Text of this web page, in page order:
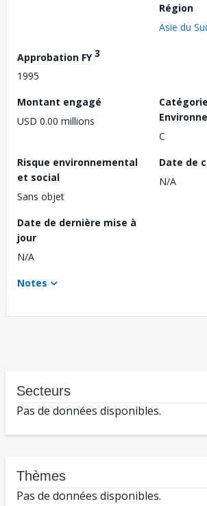
Région
Asie du
Approbation FY3
1995
Montant engagé
USD 0.00 millions
Catégorie
C
Risque environnemental
et social
Sans objet
Date de
N/A
Date de dernière mise à
jour
N/A
Notes
Secteurs
Pas de données disponibles.
Thèmes
Pas de données disponibles.